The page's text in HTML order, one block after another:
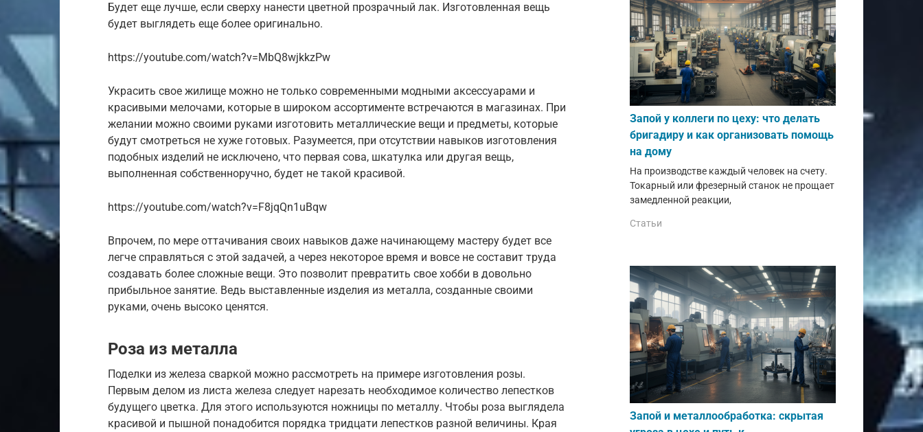
Будет еще лучше, если сверху нанести цветной прозрачный лак. Изготовленная вещь
будет выглядеть еще более оригинально.
https://youtube.com/watch?v=MbQ8wjkkzPw
Украсить свое жилище можно не только современными модными аксессуарами и
красивыми мелочами, которые в широком ассортименте встречаются в магазинах. При
желании можно своими руками изготовить металлические вещи и предметы, которые
будут смотреться не хуже готовых. Разумеется, при отсутствии навыков изготовления
подобных изделий не исключено, что первая сова, шкатулка или другая вещь,
выполненная собственноручно, будет не такой красивой.
https://youtube.com/watch?v=F8jqQn1uBqw
Впрочем, по мере оттачивания своих навыков даже начинающему мастеру будет все
легче справляться с этой задачей, а через некоторое время и вовсе не составит труда
создавать более сложные вещи. Это позволит превратить свое хобби в довольно
прибыльное занятие. Ведь выставленные изделия из металла, созданные своими
руками, очень высоко ценятся.
Роза из металла
Поделки из железа сваркой можно рассмотреть на примере изготовления розы.
Первым делом из листа железа следует нарезать необходимое количество лепестков
будущего цветка. Для этого используются ножницы по металлу. Чтобы роза выглядела
красивой и пышной понадобится порядка тридцати лепестков разной величины. Края
Запой у коллеги по цеху: что делать
бригадиру и как организовать помощь
на дому
На производстве каждый человек на счету.
Токарный или фрезерный станок не прощает
замедленной реакции,
Статьи
Запой и металлообработка: скрытая